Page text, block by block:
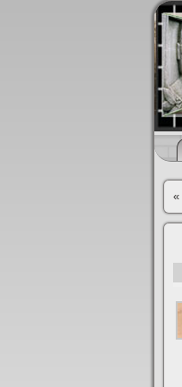
«